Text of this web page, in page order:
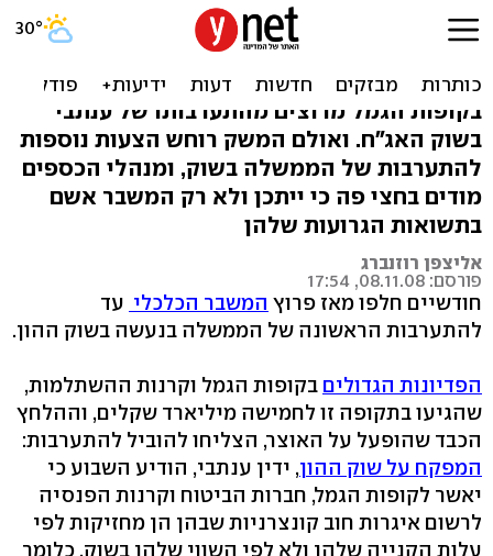
האם המדינה יכולה להציל את
חסכונותינו?
בקופות הגמל מרוצים מהתערבותו של ענתבי
בשוק האג"ח. ואולם המשק רוחש הצעות נוספות
להתערבות של הממשלה בשוק, ומנהלי הכספים
מודים בחצי פה כי ייתכן ולא רק המשבר אשם
בתשואות הגרועות שלהן
אליצפן רוזנברג
פורסם: 08.11.08, 17:54
חודשיים חלפו מאז פרוץ המשבר הכלכלי עד
להתערבות הראשונה של הממשלה בנעשה בשוק ההון.
הפדיונות הגדולים בקופות הגמל וקרנות ההשתלמות,
שהגיעו בתקופה זו לחמישה מיליארד שקלים, וההלחץ
הכבד שהופעל על האוצר, הצליחו להוביל להתערבות:
המפקח על שוק ההון, ידין ענתבי, הודיע השבוע כי
יאשר לקופות הגמל, חברות הביטוח וקרנות הפנסיה
לרשום איגרות חוב קונצרניות שבהן הן מחזיקות לפי
עלות הקנייה שלהן ולא לפי השווי שלהן בשוק, כלומר